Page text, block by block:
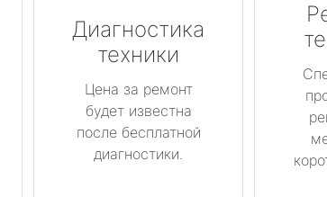
Диагностика
техники
Цена за ремонт
будет известна
после бесплатной
диагностики.